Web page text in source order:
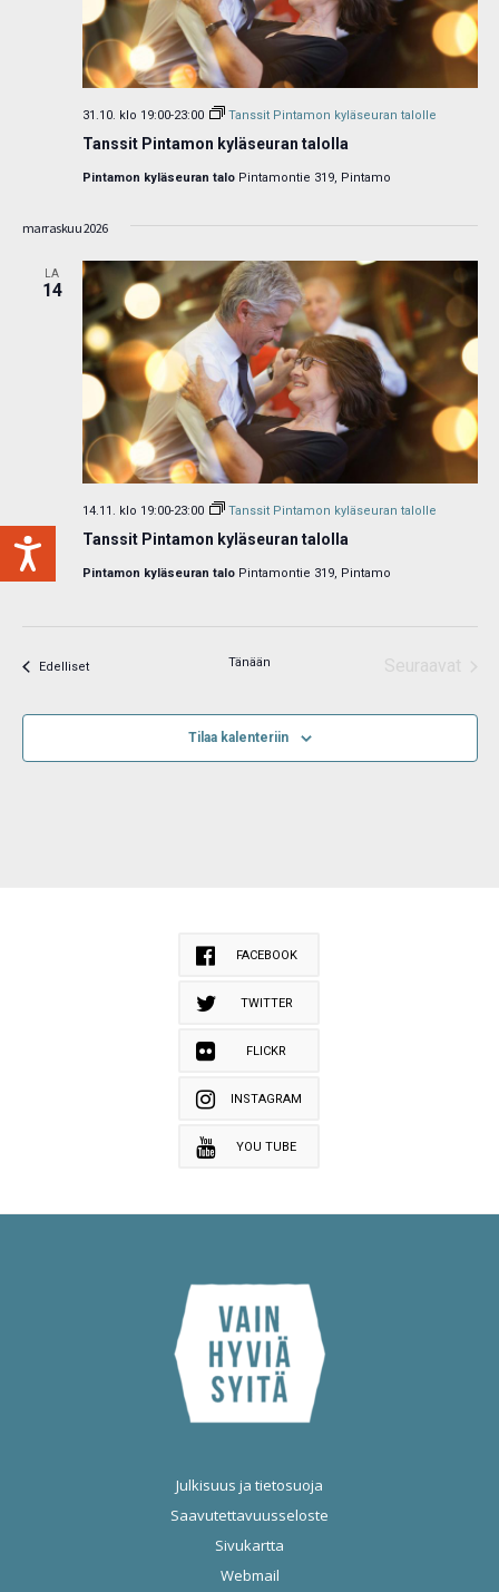
Tanssit Pintamon kyläseuran talolla
31.10. klo 19:00-23:00 Tanssit Pintamon kyläseuran talolle
Pintamon kyläseuran talo Pintamontie 319, Pintamo
marraskuu 2026
LA
14
Tanssit Pintamon kyläseuran talolla
14.11. klo 19:00-23:00 Tanssit Pintamon kyläseuran talolle
Pintamon kyläseuran talo Pintamontie 319, Pintamo
EdellisetTapahtumat Tänään
Seuraavat
Tilaa kalenteriin
FACEBOOK
TWITTER
FLICKR
INSTAGRAM
YOU TUBE
Julkisuus ja tietosuoja
Saavutettavuusseloste
Sivukartta
Webmail